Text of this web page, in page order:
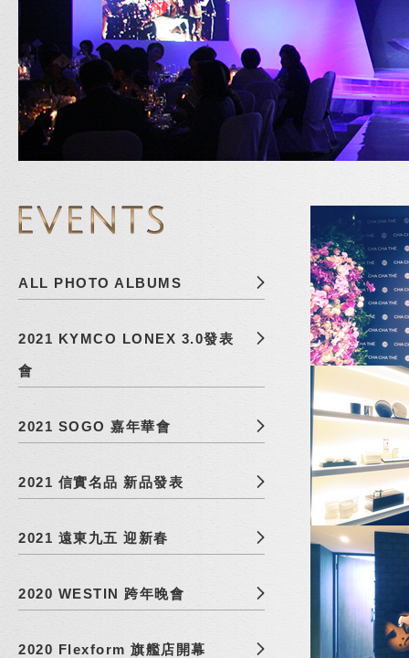
ALL PHOTO ALBUMS
2021 KYMCO LONEX 3.0發表
會
2021 SOGO 嘉年華會
2021 信實名品 新品發表
2021 遠東九五 迎新春
2020 WESTIN 跨年晚會
2020 Flexform 旗艦店開幕